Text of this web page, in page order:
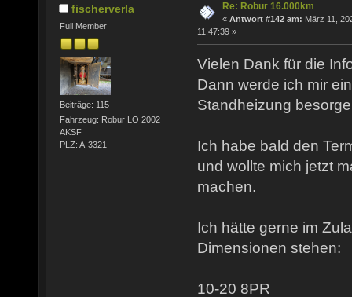
fischerverla
Full Member
Beiträge: 115
Fahrzeug: Robur LO 2002
AKSF
PLZ: A-3321
Re: Robur 16.000km
« Antwort #142 am: März 11,
11:47:39 »
Vielen Dank für die
Dann werde ich mir
Standheizung
Ich habe bald den
und wollte mich jetzt
machen.
Ich hätte gerne im
Dimensionen stehen:
10-20 8PR